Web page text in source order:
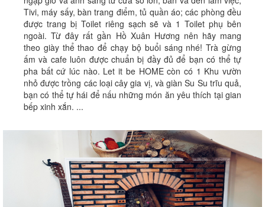
Tivi, máy sấy, bàn trang điểm, tủ quần áo; các phòng đều
được trang bị Toilet riêng sạch sẽ và 1 Toilet phụ bên
ngoài. Từ đây rất gần Hồ Xuân Hương nên hãy mang
theo giày thể thao để chạy bộ buổi sáng nhé! Trà gừng
ấm và cafe luôn được chuẩn bị đầy đủ để bạn có thể tự
pha bất cứ lúc nào. Let it be HOME còn có 1 Khu vườn
nhỏ được trồng các loại cây gia vị, và giàn Su Su trĩu quả,
bạn có thể tự hái để nấu những món ăn yêu thích tại gian
bếp xinh xắn. ...